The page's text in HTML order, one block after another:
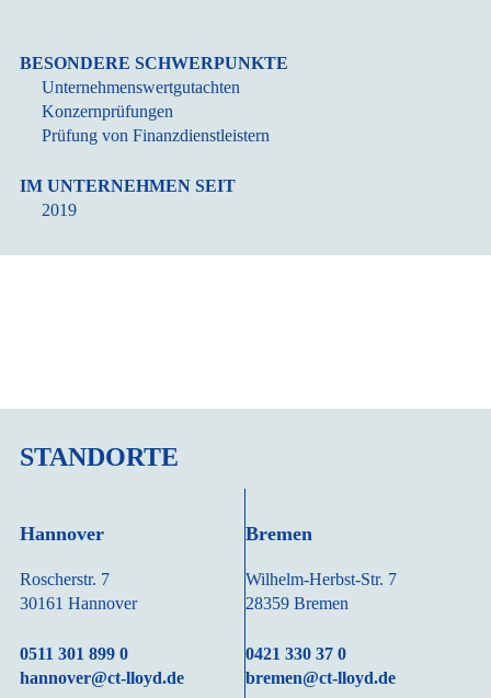
BESONDERE SCHWERPUNKTE
Unternehmenswertgutachten
Konzernprüfungen
Prüfung von Finanzdienstleistern
IM UNTERNEHMEN SEIT
2019
STANDORTE
Hannover
Roscherstr. 7
30161 Hannover
0511 301 899 0
hannover@ct-lloyd.de
Bremen
Wilhelm-Herbst-Str. 7
28359 Bremen
0421 330 37 0
bremen@ct-lloyd.de